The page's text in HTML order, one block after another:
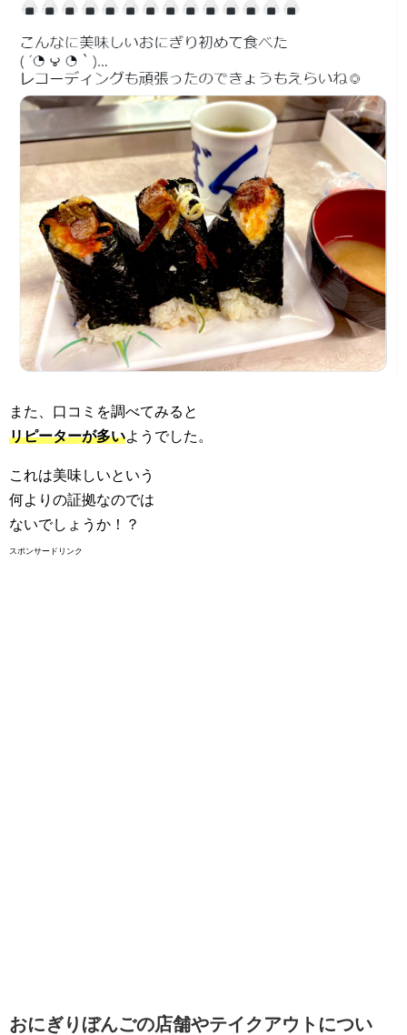
また、口コミを調べてみると
リピーターが多いようでした。
これは美味しいという
何よりの証拠なのでは
ないでしょうか！？
スポンサードリンク
おにぎりぼんごの店舗やテイクアウトについ